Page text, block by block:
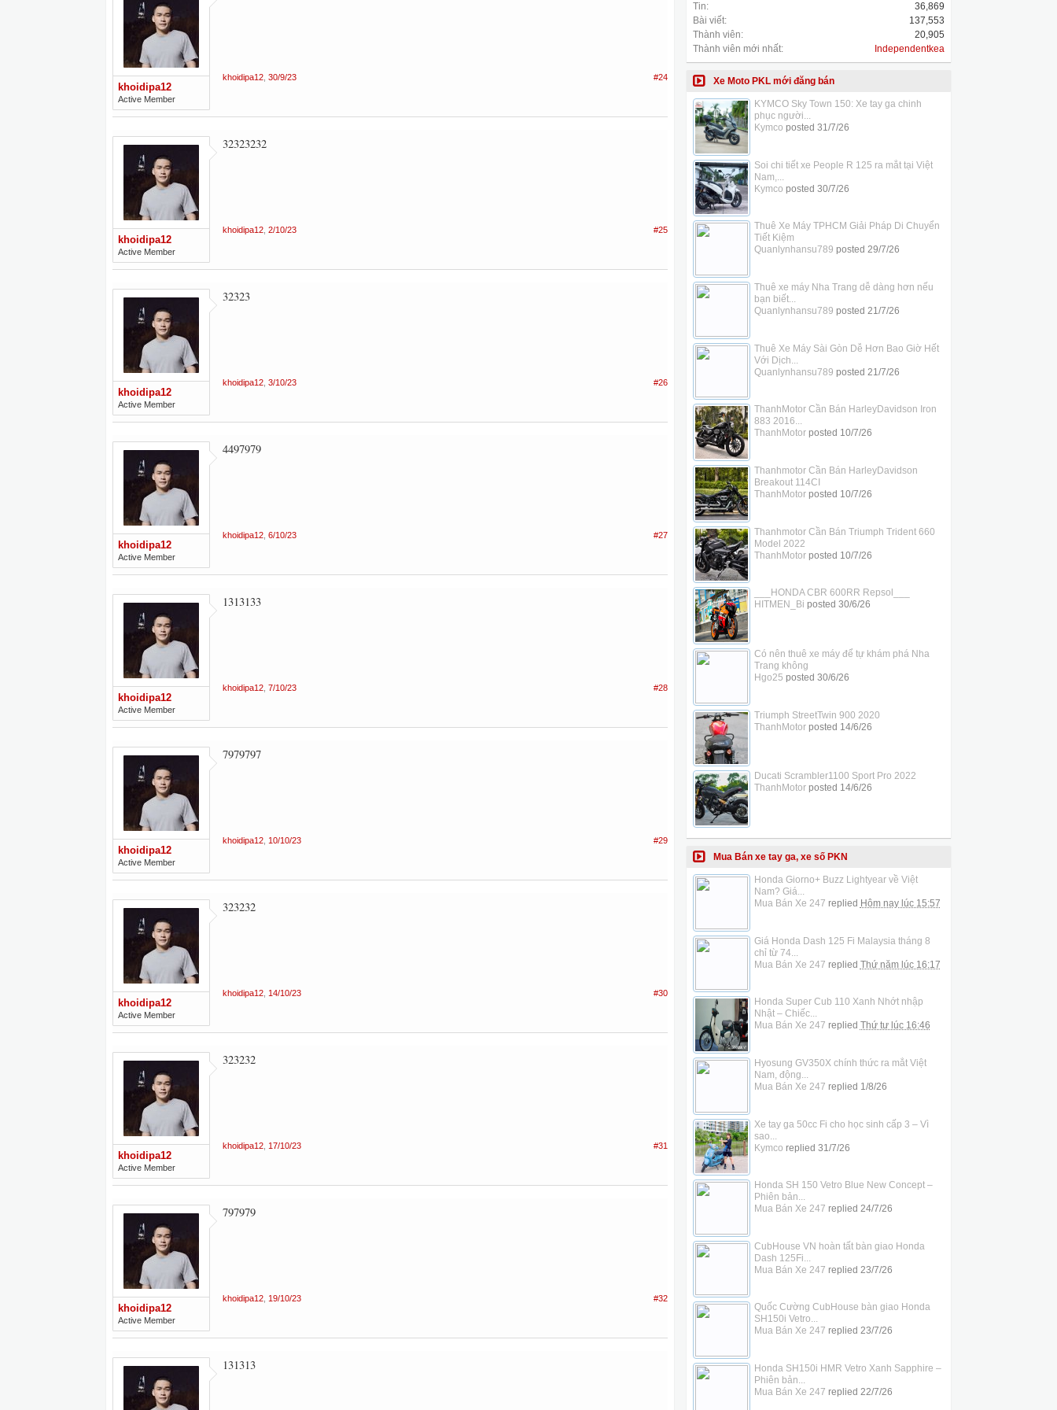
khoidipa12
Active Member
khoidipa12 30/9/23 #24
khoidipa12
Active Member
32323232
khoidipa12 2/10/23 #25
khoidipa12
Active Member
32323
khoidipa12 3/10/23 #26
khoidipa12
Active Member
4497979
khoidipa12 6/10/23 #27
khoidipa12
Active Member
1313133
khoidipa12 7/10/23 #28
khoidipa12
Active Member
7979797
khoidipa12 10/10/23 #29
khoidipa12
Active Member
323232
khoidipa12 14/10/23 #30
khoidipa12
Active Member
323232
khoidipa12 17/10/23 #31
khoidipa12
Active Member
797979
khoidipa12 19/10/23 #32
131313
Tin:
36,869
Bài viết:
137,553
Thành viên:
20,905
Thành viên mới nhất:
Independentkea
Xe Moto PKL mới đăng bán
KYMCO Sky Town 150: Xe tay ga chinh
phục người...
Kymco posted 31/7/26
Soi chi tiết xe People R 125 ra mắt tại Việt
Nam,...
Kymco posted 30/7/26
Thuê Xe Máy TPHCM Giải Pháp Di Chuyển
Tiết Kiệm
Quanlynhansu789 posted 29/7/26
Thuê xe máy Nha Trang dễ dàng hơn nếu
bạn biết...
Quanlynhansu789 posted 21/7/26
Thuê Xe Máy Sài Gòn Dễ Hơn Bao Giờ Hết
Với Dịch...
Quanlynhansu789 posted 21/7/26
ThanhMotor Cần Bán HarleyDavidson Iron
883 2016...
ThanhMotorposted 10/7/26
Thanhmotor Cần Bán HarleyDavidson
Breakout 114CI
ThanhMotorposted 10/7/26
Thanhmotor Cần Bán Triumph Trident 660
Model 2022
ThanhMotorposted 10/7/26
___HONDA CBR 600RR Repsol___
HITMEN_Bi posted 30/6/26
Có nên thuê xe máy để tự khám phá Nha
Trang không
Hgo25 posted 30/6/26
Triumph StreetTwin 900 2020
ThanhMotorposted 14/6/26
Ducati Scrambler1100 Sport Pro 2022
ThanhMotorposted 14/6/26
Mua Bán xe tay ga, xe số PKN
Honda Giorno+ Buzz Lightyear về Việt
Nam? Giá...
Mua Bán Xe 247 replied Hôm nay lúc 15:57
Giá Honda Dash 125 Fi Malaysia tháng 8
chỉ từ 74...
Mua Bán Xe 247 replied Thứ năm lúc 16:17
Honda Super Cub 110 Xanh Nhớt nhập
Nhật – Chiếc...
Mua Bán Xe 247 replied Thứ tư lúc 16:46
Hyosung GV350X chính thức ra mắt Việt
Nam, động...
Mua Bán Xe 247 replied 1/8/26
Xe tay ga 50cc Fi cho học sinh cấp 3 – Vì
sao...
Kymco replied 31/7/26
Honda SH 150 Vetro Blue New Concept –
Phiên bản...
Mua Bán Xe 247 replied 24/7/26
CubHouse VN hoàn tất bàn giao Honda
Dash 125Fi...
Mua Bán Xe 247 replied 23/7/26
Quốc Cường CubHouse bàn giao Honda
SH150i Vetro...
Mua Bán Xe 247 replied 23/7/26
Honda SH150i HMR Vetro Xanh Sapphire –
Phiên bản...
Mua Bán Xe 247 replied 22/7/26